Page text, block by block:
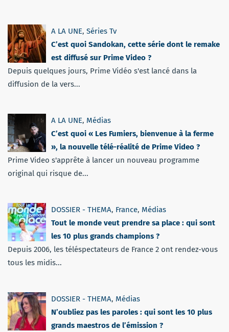
A LA UNE, Séries Tv
C’est quoi Sandokan, cette série dont le remake
est diffusé sur Prime Video ?
Depuis quelques jours, Prime Vidéo s'est lancé dans la
diffusion de la vers...
A LA UNE, Médias
C’est quoi « Les Fumiers, bienvenue à la ferme
», la nouvelle télé-réalité de Prime Video ?
Prime Video s'apprête à lancer un nouveau programme
original qui risque de...
DOSSIER - THEMA, France, Médias
Tout le monde veut prendre sa place : qui sont
les 10 plus grands champions ?
Depuis 2006, les téléspectateurs de France 2 ont rendez-vous
tous les midis...
DOSSIER - THEMA, Médias
N’oubliez pas les paroles : qui sont les 10 plus
grands maestros de l’émission ?